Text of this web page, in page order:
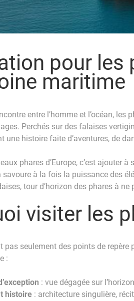
pour les
maritime
entre l’homme et l’océan,
Perchés sur des falaises
une histoire faite d’aventures, de
phares d’Europe, c’est ajouter
savoure à la fois la puissance des
tour d’horizon des phares à
visiter les
pas seulement des points de
:
: vue dégagée sur
histoire : architecture singulière,